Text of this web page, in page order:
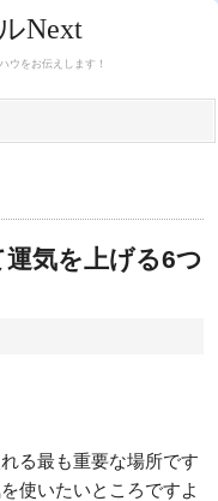
Next
ウをお伝えします！
気を上げる6つ
る最も重要な場所です
使いたいところですよ